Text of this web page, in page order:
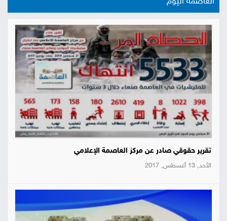
تقرير حقوقي صادر عن مركز العاصمة الإعلامي
الأحد, 13 أغسطس, 2017